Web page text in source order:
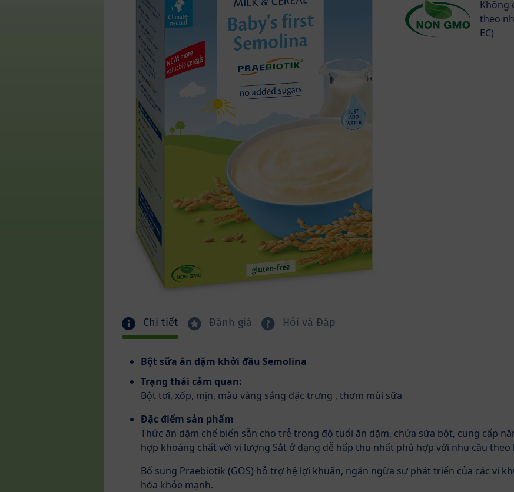
Không
theo
EC)
Chi tiết Đánh giá Hỏi và Đáp
Bột sữa ăn dặm khởi đầu Semolina
Trạng thái cảm quan:
Bột tơi, xốp, mịn, màu vàng sáng đặc trưng , thơm mùi sữa
Đặc điểm sản phẩm
Thức ăn dặm chế biến sẵn cho trẻ trong độ tuổi ăn dặm, chứa sữa bột, cung cấp
hợp khoáng chất với vi lượng Sắt ở dạng dễ hấp thu nhất phù hợp với nhu cầu
Bổ sung Praebiotik (GOS) hỗ trợ hệ lợi khuẩn, ngăn ngừa sự phát triển của các vi
hóa khỏe mạnh.